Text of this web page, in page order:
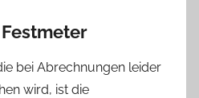
bei Abrechnungen leider
wird, ist die